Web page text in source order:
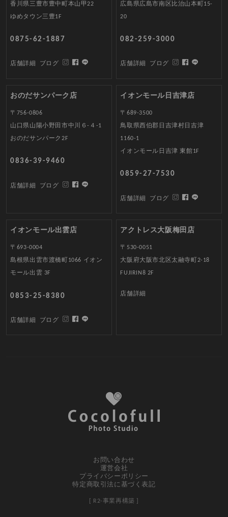
香川県三豊市豊中町本山甲22
ゆめタウン三豊1F
0875-62-1887
店舗詳細 ブログ
広島県広島市南区比治山本町15-
20
082-259-3000
店舗詳細 ブログ
おのだサンパーク店
〒756-0806
山口県山陽小野田市中川６-４-1
おのだサンパーク2F
0836-39-9460
店舗詳細 ブログ
イオンモール日吉津店
〒689-3500
鳥取県西伯郡日吉津村日吉津
1160-1
イオンモール日吉津 東館1F
0859-27-7530
店舗詳細 ブログ
イオンモール出雲店
〒693-0004
島根県出雲市渡橋町1066 イオン
モール出雲 3F
0853-25-8380
店舗詳細 ブログ
アクトレス大阪梅田店
〒530-0051
大阪府大阪市北区太融寺町2-18
FUJIRIN8 2F
店舗詳細
お問い合わせ
運営会社
プライバシーポリシー
特定商取引法に基づく表記
[ R2-事業再構築 ]